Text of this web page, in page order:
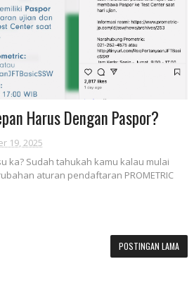
Harus Dengan Paspor?
19, 2025
ka? Sudah tahukah kamu kalau mulai
aturan pendaftaran PROMETRIC
POSTINGAN LAMA